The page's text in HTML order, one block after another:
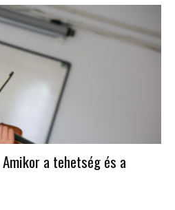
a tehetség és a